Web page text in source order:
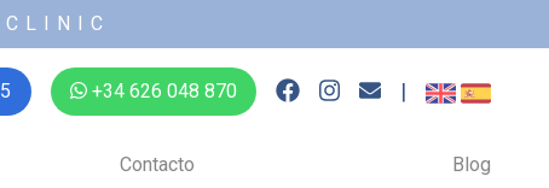
+34 626 048 870 |
Contacto Blog